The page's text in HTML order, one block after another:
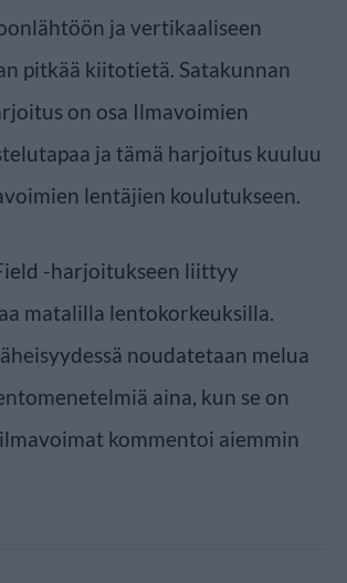
ja vertikaaliseen
pitkää kiitotietä. Satakunnan
on osa Ilmavoimien
ja tämä harjoitus kuuluu
lentäjien koulutukseen.
-harjoitukseen liittyy
matalilla lentokorkeuksilla.
noudatetaan melua
aina, kun se on
kommentoi aiemmin